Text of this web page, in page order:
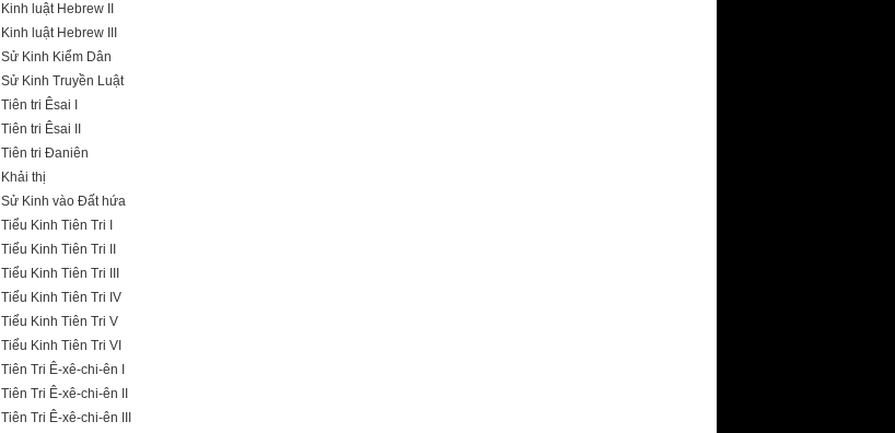
Kinh luật Hebrew II
Kinh luật Hebrew III
Sử Kinh Kiểm Dân
Sử Kinh Truyền Luật
Tiên tri Êsai I
Tiên tri Êsai II
Tiên tri Đaniên
Khải thị
Sử Kinh vào Đất hứa
Tiểu Kinh Tiên Tri I
Tiểu Kinh Tiên Tri II
Tiểu Kinh Tiên Tri III
Tiểu Kinh Tiên Tri IV
Tiểu Kinh Tiên Tri V
Tiểu Kinh Tiên Tri VI
Tiên Tri Ê-xê-chi-ên I
Tiên Tri Ê-xê-chi-ên II
Tiên Tri Ê-xê-chi-ên III